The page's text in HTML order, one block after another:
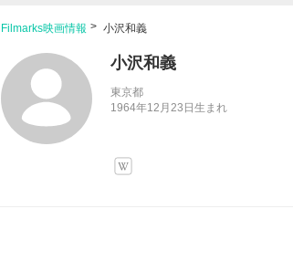
Filmarks映画情報 小沢和義
小沢和義
東京都
1964年12月23日生まれ